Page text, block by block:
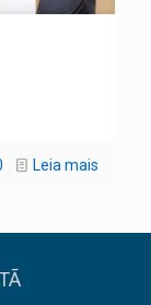
Leia mais